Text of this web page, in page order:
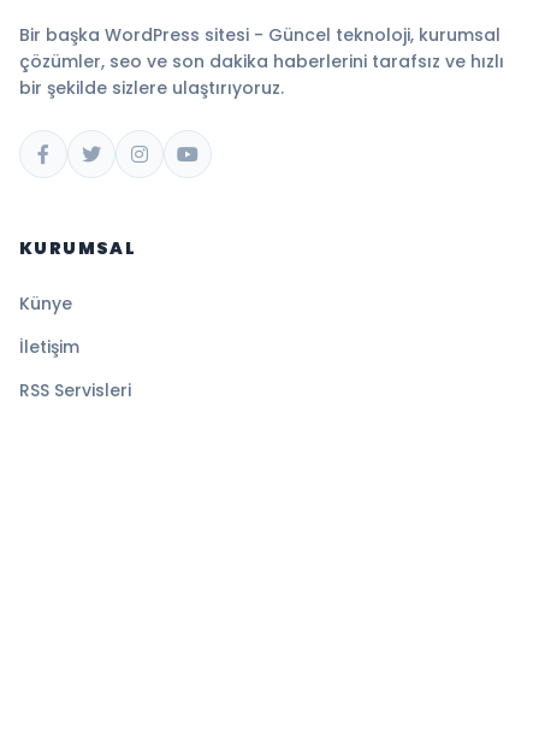
Bir başka WordPress sitesi - Güncel teknoloji, kurumsal
çözümler, seo ve son dakika haberlerini tarafsız ve hızlı
bir şekilde sizlere ulaştırıyoruz.
KURUMSAL
Künye
İletişim
RSS Servisleri